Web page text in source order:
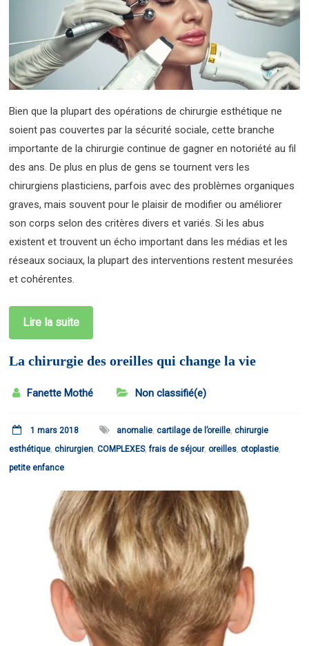
Bien que la plupart des opérations de chirurgie esthétique ne
soient pas couvertes par la sécurité sociale, cette branche
importante de la chirurgie continue de gagner en notoriété au fil
des ans. De plus en plus de gens se tournent vers les
chirurgiens plasticiens, parfois avec des problèmes organiques
graves, mais souvent pour le plaisir de modifier ou améliorer
son corps selon des critères divers et variés. Si les abus
existent et trouvent un écho important dans les médias et les
réseaux sociaux, la plupart des interventions restent mesurées
et cohérentes.
Lire la suite
La chirurgie des oreilles qui change la vie
Fanette Mothé Non classifié(e)
1 mars 2018 anomalie,cartilage de l’oreille,chirurgie
esthétique,chirurgien,COMPLEXES,frais de séjour, oreilles, otoplastie,
petite enfance